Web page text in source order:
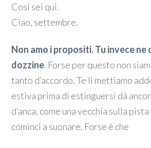
Così sei qui.
Ciao, settembre.
Non amo i propositi. Tu invece ne
dozzine. Forse per questo non
tanto d’accordo. Te li mettiamo
estiva prima di estinguersi dà
d’anca, come una vecchia sulla
cominci a suonare. Forse è che